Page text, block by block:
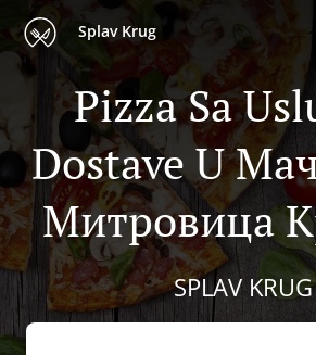
Splav Krug
Pizza Sa
Dostave U
Митровица
SPLAV KRUG